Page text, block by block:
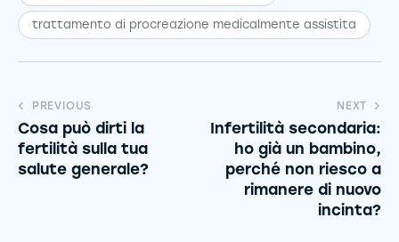
trattamento di procreazione medicalmente assistita
PREVIOUS
Cosa può dirti la
fertilità sulla tua
salute generale?
NEXT
Infertilità secondaria:
ho già un bambino,
perché non riesco a
rimanere di nuovo
incinta?